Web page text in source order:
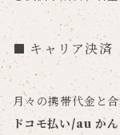
キャリア決済
月々の携帯代金と
ドコモ払い/au か